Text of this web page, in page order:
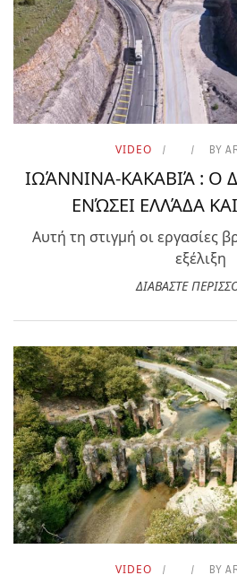
VIDEO BY
ΙΩΆΝΝΙΝΑ-ΚΑΚΑΒΙΆ :
ΕΝΏΣΕΙ ΕΛΛΆΔΑ
Αυτή τη στιγμή οι εργασίες
εξέλιξη
ΔΙΑΒΑΣΤΕ
VIDEO BY